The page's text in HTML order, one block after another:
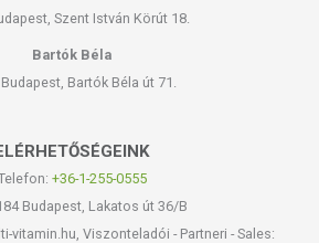
Szent István Körút 18.
Bartók Béla
Bartók Béla út 71.
+36-1-255-0555
Budapest, Lakatos út 36/B
vitamin.hu, Viszonteladói - Partneri - Sales: